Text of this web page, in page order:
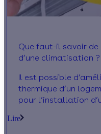
Que faut-il savoir
d’une climatisation ?
Il est possible
thermique d’un
pour l’installation
ou d’un appareil
Lire